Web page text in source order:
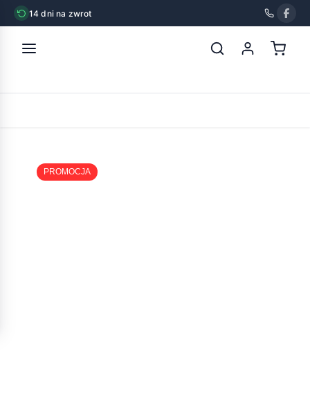
14 dni na zwrot
PROMOCJA